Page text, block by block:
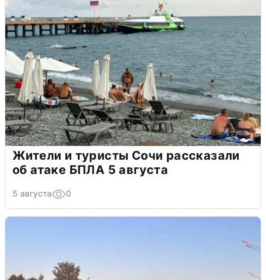
Жители и туристы Сочи рассказали
об атаке БПЛА 5 августа
5 августа 0